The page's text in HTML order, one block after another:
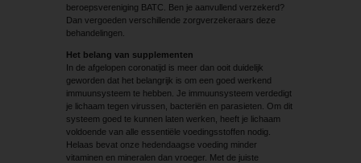
beroepsvereniging BATC. Ben je aanvullend verzekerd?
Dan vergoeden verschillende zorgverzekeraars deze
behandelingen.
Het belang van supplementen
In de afgelopen coronatijd is meer dan ooit duidelijk
geworden dat het belangrijk is om een goed werkend
immuunsysteem te hebben. Je immuunsysteem verdedigt
je lichaam tegen virussen, bacteriën en parasieten. Om dit
systeem goed te kunnen laten werken, heeft je lichaam
voldoende van alle essentiële voedingsstoffen nodig.
Helaas bevat onze hedendaagse voeding minder
vitaminen en mineralen dan vroeger. Met de juiste